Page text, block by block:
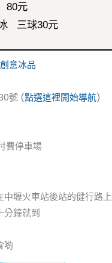
80元
三球30元
意冰品
號 (點選這裡開始導航)
費停車場
壢火車站後站的健行路上
分鐘就到
喲